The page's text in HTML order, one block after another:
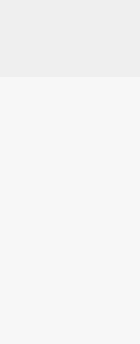
nội dung chính